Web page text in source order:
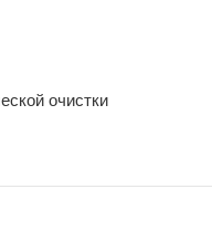
очистки